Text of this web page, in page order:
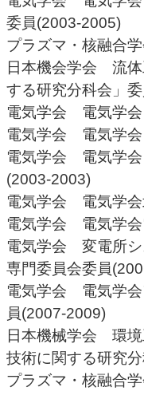
委員(2003-2005)
プラズマ・核融合
日本機会学会 流
する研究分科会」
電気学会 電気学
電気学会 電気学
電気学会 電気学
(2003-2003)
電気学会 電気学会
電気学会 電気学会
電気学会 変電所シ
専門委員会委員
電気学会 電気学会
員(2007-2009)
日本機械学会 環境
技術に関する研究
プラズマ・核融合